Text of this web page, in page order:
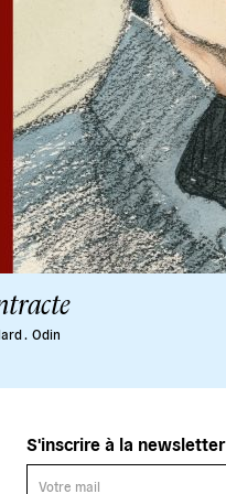
. Odin
S'inscrire à la newsletter